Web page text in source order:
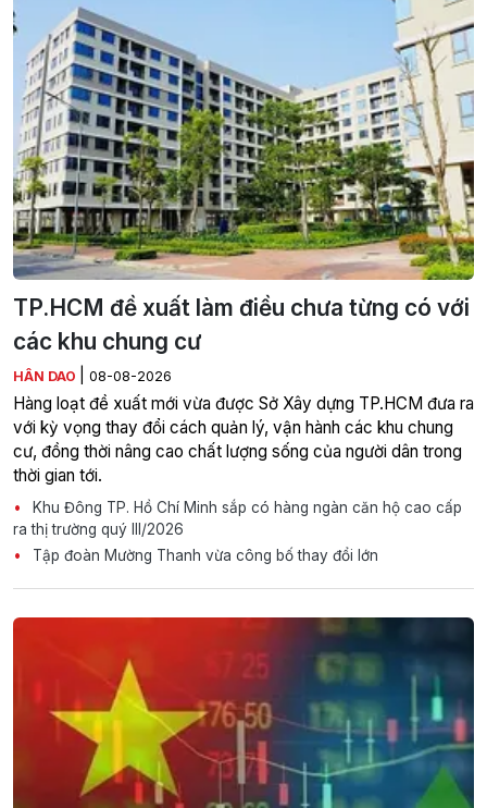
TP.HCM đề xuất làm điều chưa từng có với
các khu chung cư
HÂN DAO 08-08-2026
Hàng loạt đề xuất mới vừa được Sở Xây dựng TP.HCM đưa ra
với kỳ vọng thay đổi cách quản lý, vận hành các khu chung
cư, đồng thời nâng cao chất lượng sống của người dân trong
thời gian tới.
Khu Đông TP. Hồ Chí Minh sắp có hàng ngàn căn hộ cao cấp
ra thị trường quý III/2026
Tập đoàn Mường Thanh vừa công bố thay đổi lớn